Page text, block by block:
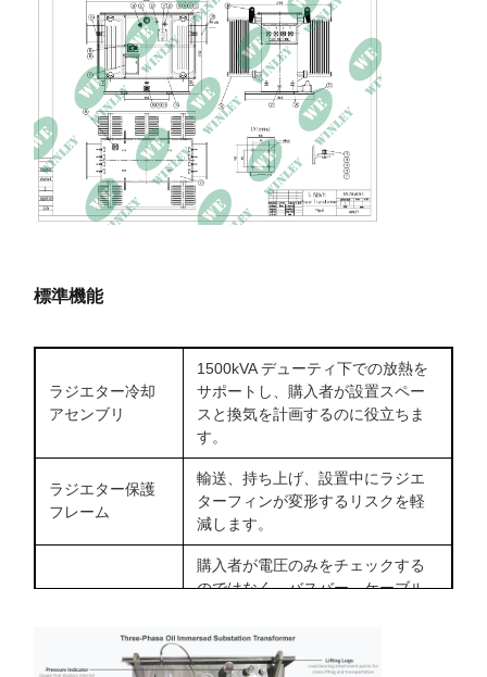
標準機能
ラジエター冷却
アセンブリ
1500kVA デューティ下での放熱を
サポートし、購入者が設置スペー
スと換気を計画するのに役立ちま
す。
ラジエター保護
フレーム
輸送、持ち上げ、設置中にラジエ
ターフィンが変形するリスクを軽
減します。
購入者が電圧のみをチェックする
のではなく、バスバー、ケーブル
ンレット設計を検証するのに役立
ちます。